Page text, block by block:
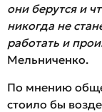
они берутся и
никогда не
работать и
Мельниченко.
По мнению
стоило бы